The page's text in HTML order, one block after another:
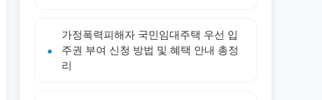
가정폭력피해자 국민임대주택 우선 입
주권 부여 신청 방법 및 혜택 안내 총정
리